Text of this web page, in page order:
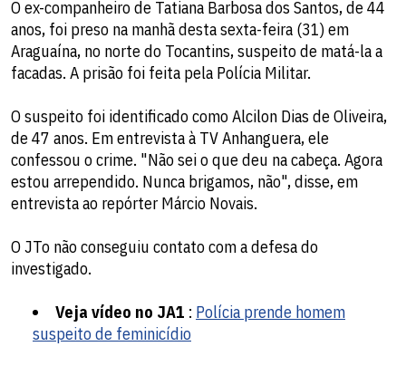
O ex-companheiro de Tatiana Barbosa dos Santos, de 44
anos, foi preso na manhã desta sexta-feira (31) em
Araguaína, no norte do Tocantins, suspeito de matá-la a
facadas. A prisão foi feita pela Polícia Militar.
O suspeito foi identificado como Alcilon Dias de Oliveira,
de 47 anos. Em entrevista à TV Anhanguera, ele
confessou o crime. "Não sei o que deu na cabeça. Agora
estou arrependido. Nunca brigamos, não", disse, em
entrevista ao repórter Márcio Novais.
O JTo não conseguiu contato com a defesa do
investigado.
Veja vídeo no JA1 : Polícia prende homem
suspeito de feminicídio